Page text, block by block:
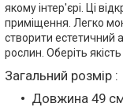
якому інтер'єрі. Ці
приміщення. Легко
створити естетичний
рослин. Оберіть
Загальний розмір :
Довжина 49